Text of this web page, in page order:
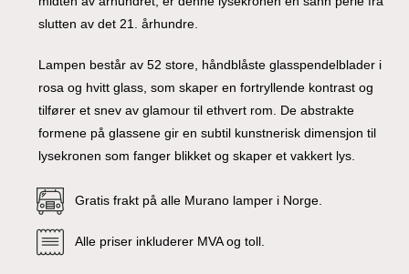
slutten av det 21. århundre.
Lampen består av 52 store, håndblåste glasspendelblader i
rosa og hvitt glass, som skaper en fortryllende kontrast og
tilfører et snev av glamour til ethvert rom. De abstrakte
formene på glassene gir en subtil kunstnerisk dimensjon til
lysekronen som fanger blikket og skaper et vakkert lys.
Gratis frakt på alle Murano lamper i Norge.
Alle priser inkluderer MVA og toll.